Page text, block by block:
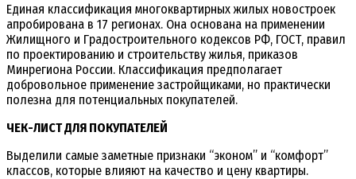
Единая классификация многоквартирных жилых новостроек
апробирована в 17 регионах. Она основана на применении
Жилищного и Градостроительного кодексов РФ, ГОСТ, правил
по проектированию и строительству жилья, приказов
Минрегиона России. Классификация предполагает
добровольное применение застройщиками, но практически
полезна для потенциальных покупателей.
ЧЕК-ЛИСТ ДЛЯ ПОКУПАТЕЛЕЙ
Выделили самые заметные признаки “эконом” и “комфорт”
классов, которые влияют на качество и цену квартиры.